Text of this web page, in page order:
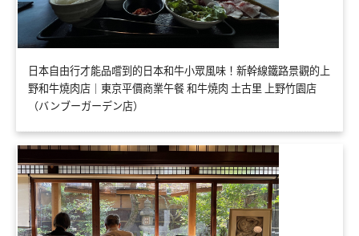
日本自由行才能品嚐到的日本和牛小眾風味！新幹線鐵路景觀的上
野和牛燒肉店｜東京平價商業午餐 和牛焼肉 土古里 上野竹園店
（バンブーガーデン店）